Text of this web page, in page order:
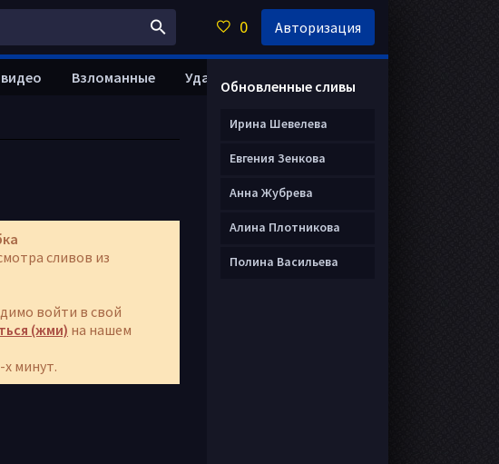
сливов из
войти в свой
(жми) на нашем
х минут.
Взломанные Удалить анкету
Обновленные сливы
Ирина Шевелева
Евгения Зенкова
Анна Жубрева
Алина Плотникова
Полина Васильева
0 Авторизация